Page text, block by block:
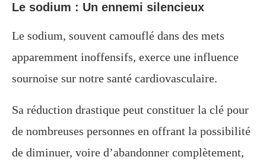
Le sodium : Un ennemi silencieux
Le sodium, souvent camouflé dans des mets
apparemment inoffensifs, exerce une influence
sournoise sur notre santé cardiovasculaire.
Sa réduction drastique peut constituer la clé pour
de nombreuses personnes en offrant la possibilité
de diminuer, voire d’abandonner complètement,